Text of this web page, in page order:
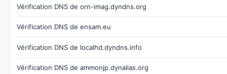
Vérification DNS de orn-imag.dyndns.org
Vérification DNS de ensam.eu
Vérification DNS de localhd.dyndns.info
Vérification DNS de ammonjp.dynalias.org